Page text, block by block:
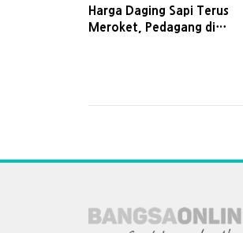
Harga Daging Sapi Terus
Meroket, Pedagang di